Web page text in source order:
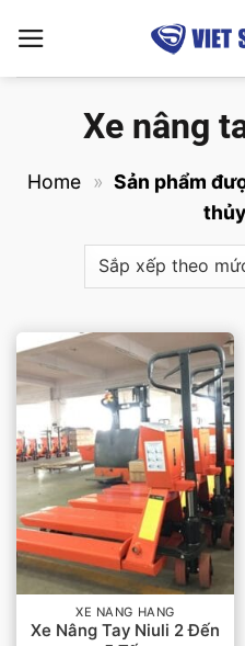
qua
nội
Xe nâng
Home » Sản phẩm
XE NÂNG HÀNG
Xe Nâng Tay Niuli 2 Đến